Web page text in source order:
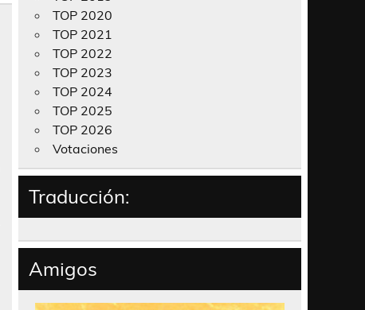
TOP 2020
TOP 2021
TOP 2022
TOP 2023
TOP 2024
TOP 2025
TOP 2026
Votaciones
Traducción:
Amigos